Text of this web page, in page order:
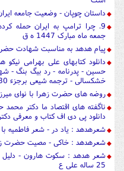
داستان چوپان - وضعیت جامعه
جمعه ماه مبارک 1447 ه ق
پیام هدهد به مناسبت شهادت
دانلود کتابهای علی بهرامی
حسین - پدرنامه - رد بیگ بنگ -
خشکسالی - ترجمه شیعی برجزء 30 قرآن
روضه های حضرت زهرا با نوای
ناگفته های اقتصاد ما دکتر
دانلود پی دی اف کتاب و معرفی دکتر
شعرهدهد : یاد در - شعر فاطمیه
شعرهدهد : خاکی - مصیت حضرت
شعر هدهد : سکوت هارون - دلیل
25 ساله علی ع